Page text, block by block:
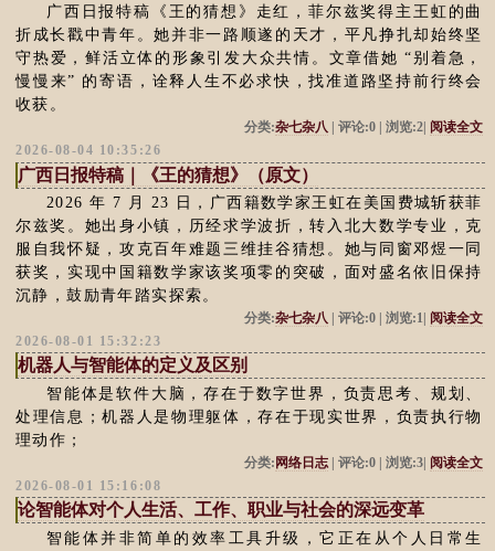
广西日报特稿《王的猜想》走红，菲尔兹奖得主王虹的曲
折成长戳中青年。她并非一路顺遂的天才，平凡挣扎却始终坚
守热爱，鲜活立体的形象引发大众共情。文章借她 “别着急，
慢慢来” 的寄语，诠释人生不必求快，找准道路坚持前行终会
收获。
分类:杂七杂八 | 评论:0 | 浏览:2| 阅读全文
2026-08-04 10:35:26
广西日报特稿｜《王的猜想》（原文）
2026 年 7 月 23 日，广西籍数学家王虹在美国费城斩获菲
尔兹奖。她出身小镇，历经求学波折，转入北大数学专业，克
服自我怀疑，攻克百年难题三维挂谷猜想。她与同窗邓煜一同
获奖，实现中国籍数学家该奖项零的突破，面对盛名依旧保持
沉静，鼓励青年踏实探索。
分类:杂七杂八 | 评论:0 | 浏览:1| 阅读全文
2026-08-01 15:32:23
机器人与智能体的定义及区别
智能体是软件大脑，存在于数字世界，负责思考、规划、
处理信息；机器人是物理躯体，存在于现实世界，负责执行物
理动作；
分类: 网络日志| 评论:0 | 浏览:3| 阅读全文
2026-08-01 15:16:08
论智能体对个人生活、工作、职业与社会的深远变革
智能体并非简单的效率工具升级，它正在从个人日常生